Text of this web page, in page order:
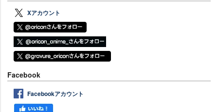
Xアカウント
Facebook
Facebookアカウント